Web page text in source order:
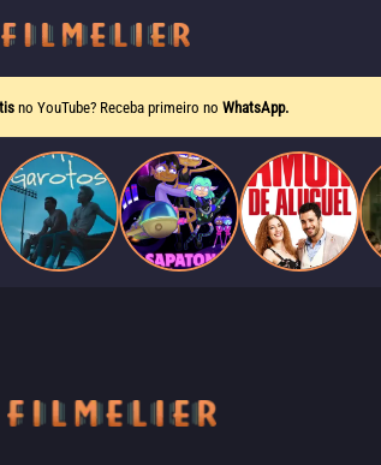
no YouTube? Receba primeiro no WhatsApp.